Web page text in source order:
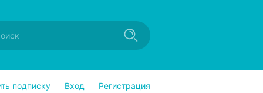
подписку Вход Регистрация